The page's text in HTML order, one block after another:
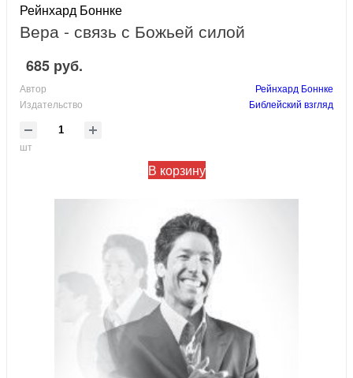
Рейнхард Боннке
Вера - связь с Божьей силой
685 руб.
Автор
Рейнхард Боннке
Издательство
Библейский взгляд
шт
В корзину